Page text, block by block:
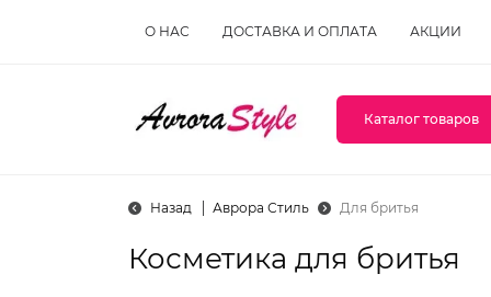
О НАС ДОСТАВКА И ОПЛАТА АКЦИИ
Каталог товаров
Назад Аврора Стиль Для бритья
Косметика для бритья